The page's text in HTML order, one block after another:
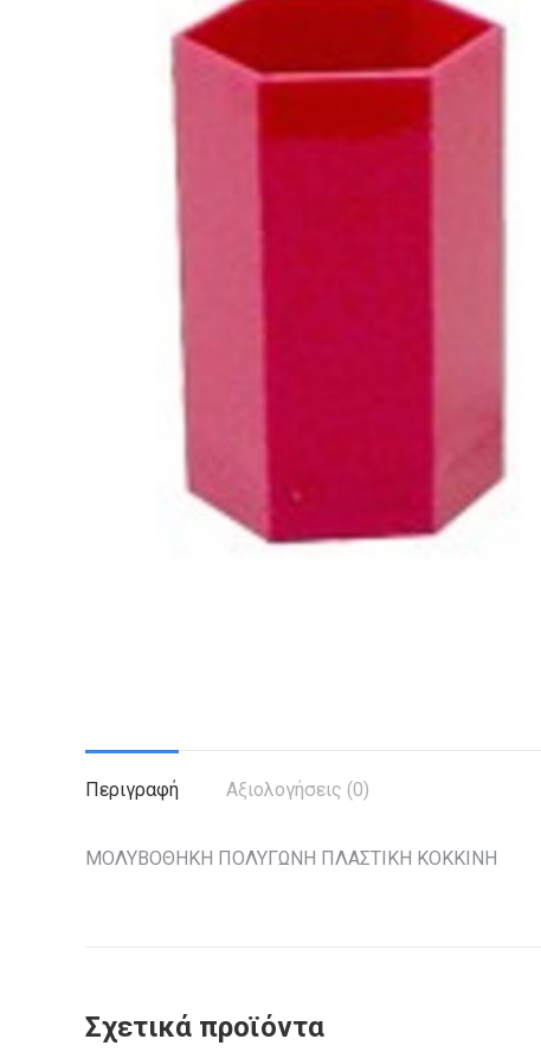
Περιγραφή Αξιολογήσεις (0)
ΜΟΛΥΒΟΘΗΚΗ ΠΟΛΥΓΩΝΗ ΠΛΑΣΤΙΚΗ ΚΟΚΚΙΝΗ
Σχετικά προϊόντα